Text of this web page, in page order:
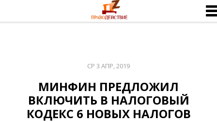
СР 3 АПР, 2019
МИНФИН ПРЕДЛОЖИЛ
ВКЛЮЧИТЬ В НАЛОГОВЫЙ
КОДЕКС 6 НОВЫХ НАЛОГОВ